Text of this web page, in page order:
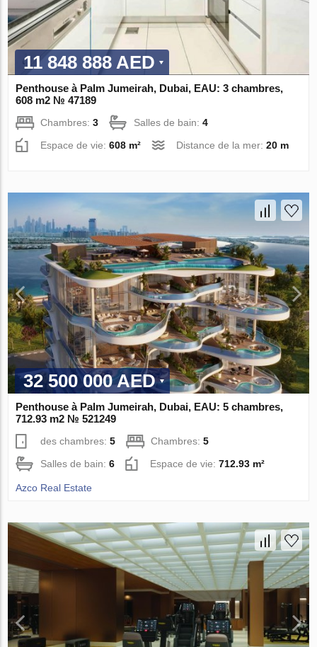
11 848 888 AED
Penthouse à Palm Jumeirah, Dubai, EAU: 3 chambres,
608 m2 № 47189
Chambres:3 Salles de bain:4
Espace de vie:608 m² Distance de la mer:20 m
32 500 000 AED
Penthouse à Palm Jumeirah, Dubai, EAU: 5 chambres,
712.93 m2 № 521249
des chambres:5 Chambres:5
Salles de bain:6 Espace de vie:712.93 m²
Azco Real Estate